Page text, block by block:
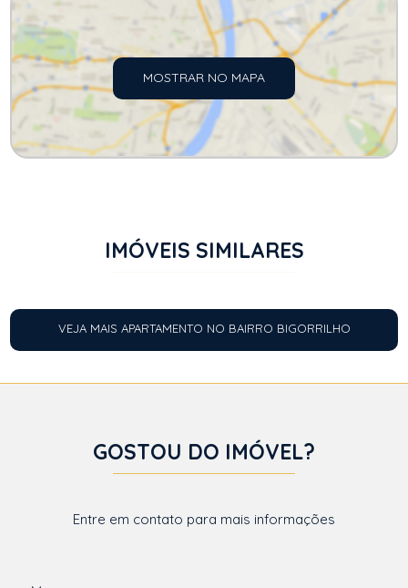
MOSTRAR NO MAPA
IMÓVEIS SIMILARES
VEJA MAIS APARTAMENTO NO BAIRRO BIGORRILHO
GOSTOU DO IMÓVEL?
Entre em contato para mais informações